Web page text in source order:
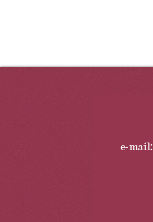
e-mail: